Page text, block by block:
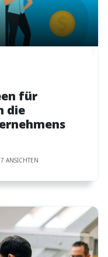
für
die
ANSICHTEN